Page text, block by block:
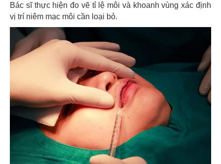
Bác sĩ thực hiện đo vẽ tỉ lệ môi và khoanh vùng xác định
vị trí niêm mạc môi cần loại bỏ.